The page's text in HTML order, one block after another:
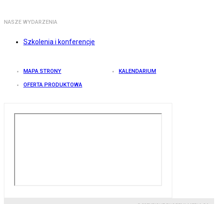
NASZE WYDARZENIA
Szkolenia i konferencje
MAPA STRONY KALENDARIUM
OFERTA PRODUKTOWA